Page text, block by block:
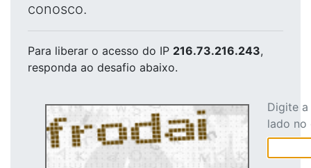
conosco.
Para liberar o acesso do IP 216.73.216.243,
responda ao desafio abaixo.
Digite
lado no